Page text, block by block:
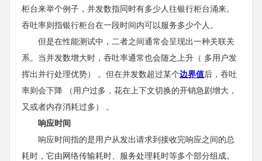
柜台来举个例子，并发数指同时有多少人往银行柜台涌来。
吞吐率则指银行柜台在一段时间内可以服务多少个人。
但是在性能测试中，二者之间通常会呈现出一种关联关
系。当并发数增大时，吞吐率通常也会随之上升（ 多用户发
挥出并行处理优势） 。但在并发数超过某个边界值后，吞吐
率则会下降 （用户过多，花在上下文切换的开销急剧增大，
又或者内存消耗过多） 。
响应时间
响应时间指的是用户从发出请求到接收完响应之间的总
耗时，它由网络传输耗时、服务处理耗时等多个部分组成。